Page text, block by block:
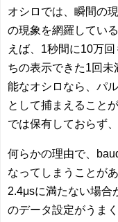
オシロでは、瞬間の
の現象を網羅してい
えば、1秒間に10万
ちの表示できた1回
能なオシロなら、パ
として捕まえること
では保有しておらず
何らかの理由で、
なってしまうことが
2.4μsに満たない場合
のデータ設定がうま